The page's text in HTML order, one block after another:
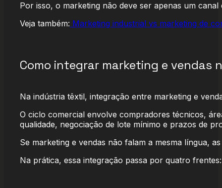
Por isso, o marketing não deve ser apenas um
Veja também: Marketing industrial vs marketing de
Como integrar marketing e vendas
Na indústria têxtil, integração entre marketing e
O ciclo comercial envolve compradores técnicos,
qualidade, negociação de lote mínimo e prazos de
Se marketing e vendas não falam a mesma língua,
Na prática, essa integração passa por quatro frentes: